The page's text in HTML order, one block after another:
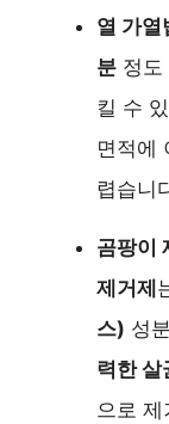
열 가열
분 정도
킬 수
면적에
렵습니
곰팡이
제거제
스) 성
력한 살
으로